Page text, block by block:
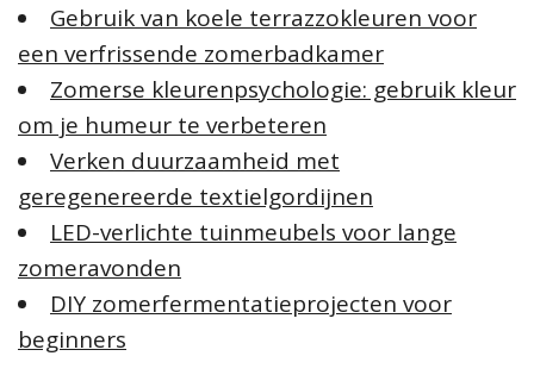
Gebruik van koele terrazzokleuren voor
een verfrissende zomerbadkamer
Zomerse kleurenpsychologie: gebruik kleur
om je humeur te verbeteren
Verken duurzaamheid met
geregenereerde textielgordijnen
LED-verlichte tuinmeubels voor lange
zomeravonden
DIY zomerfermentatieprojecten voor
beginners